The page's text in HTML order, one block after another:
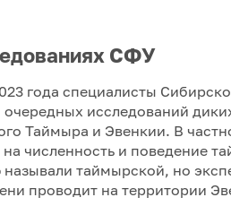
СФУ
года специалисты
очередных исследований
Таймыра и Эвенкии. В
численность и поведение
таймырской, но
проводит на территории